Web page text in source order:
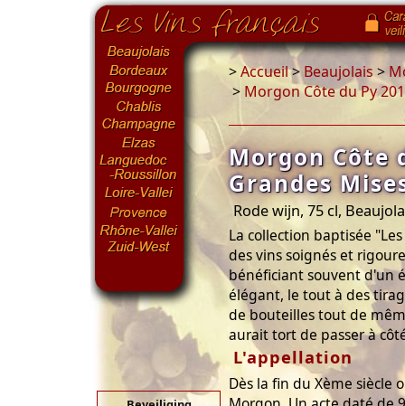
>Accueil>Beaujolais>
> Morgon Côte du Py
Morgon Côte
Grandes
Rode wijn, 75 cl,
La collection baptisée
des vins soignés et
bénéficiant souvent d'un
élégant, le tout à des
de bouteilles tout de
aurait tort de passer à
L'appellation
Dès la fin du Xème siècle